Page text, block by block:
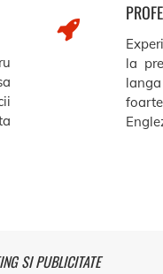
la
SI PUBLICITATE